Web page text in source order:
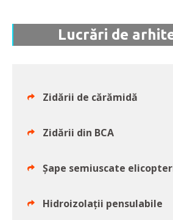
Lucrări de
Zidării de cărămidă
Zidării din BCA
Șape semiuscate
Hidroizolații pensulabile